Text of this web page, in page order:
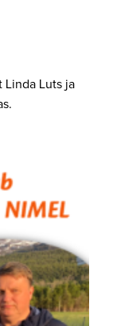
Linda Luts ja